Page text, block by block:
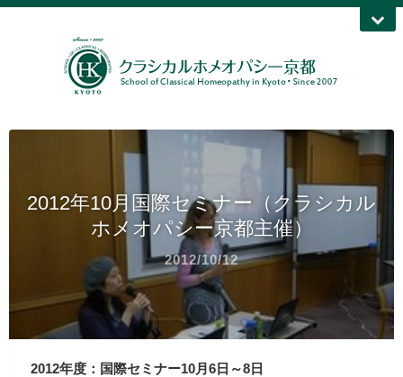
2012年10月国際セミナー（クラシカル
ホメオパシー京都主催）
2012/10/12
2012年度：国際セミナー10月6日～8日